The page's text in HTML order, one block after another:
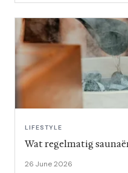
LIFESTYLE
Wat regelmatig
26 June 2026